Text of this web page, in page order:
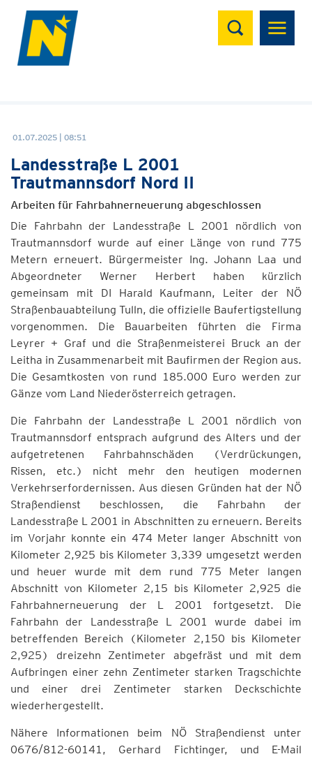
Suchen
01.07.2025 | 08:51
Landesstraße L 2001
Trautmannsdorf Nord II
Arbeiten für Fahrbahnerneuerung abgeschlossen
Die Fahrbahn der Landesstraße L 2001 nördlich von
Trautmannsdorf wurde auf einer Länge von rund 775
Metern erneuert. Bürgermeister Ing. Johann Laa und
Abgeordneter Werner Herbert haben kürzlich
gemeinsam mit DI Harald Kaufmann, Leiter der NÖ
Straßenbauabteilung Tulln, die offizielle Baufertigstellung
vorgenommen. Die Bauarbeiten führten die Firma
Leyrer + Graf und die Straßenmeisterei Bruck an der
Leitha in Zusammenarbeit mit Baufirmen der Region aus.
Die Gesamtkosten von rund 185.000 Euro werden zur
Gänze vom Land Niederösterreich getragen.
Die Fahrbahn der Landesstraße L 2001 nördlich von
Trautmannsdorf entsprach aufgrund des Alters und der
aufgetretenen Fahrbahnschäden (Verdrückungen,
Rissen, etc.) nicht mehr den heutigen modernen
Verkehrserfordernissen. Aus diesen Gründen hat der NÖ
Straßendienst beschlossen, die Fahrbahn der
Landesstraße L 2001 in Abschnitten zu erneuern. Bereits
im Vorjahr konnte ein 474 Meter langer Abschnitt von
Kilometer 2,925 bis Kilometer 3,339 umgesetzt werden
und heuer wurde mit dem rund 775 Meter langen
Abschnitt von Kilometer 2,15 bis Kilometer 2,925 die
Fahrbahnerneuerung der L 2001 fortgesetzt. Die
Fahrbahn der Landesstraße L 2001 wurde dabei im
betreffenden Bereich (Kilometer 2,150 bis Kilometer
2,925) dreizehn Zentimeter abgefräst und mit dem
Aufbringen einer zehn Zentimeter starken Tragschichte
und einer drei Zentimeter starken Deckschichte
wiederhergestellt.
Nähere Informationen beim NÖ Straßendienst unter
0676/812-60141, Gerhard Fichtinger, und E-Mail